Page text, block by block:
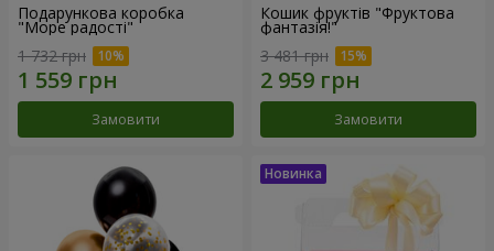
Подарункова коробка
"Море радості"
1 732 грн
Замовити
Кошик фруктів "Фруктова
фантазія!"
3 481 грн
Замовити